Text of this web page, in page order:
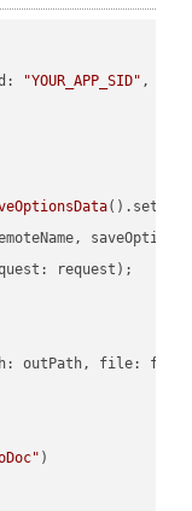
"YOUR_APP_SID" ,
request);
outPath, file: file.
)